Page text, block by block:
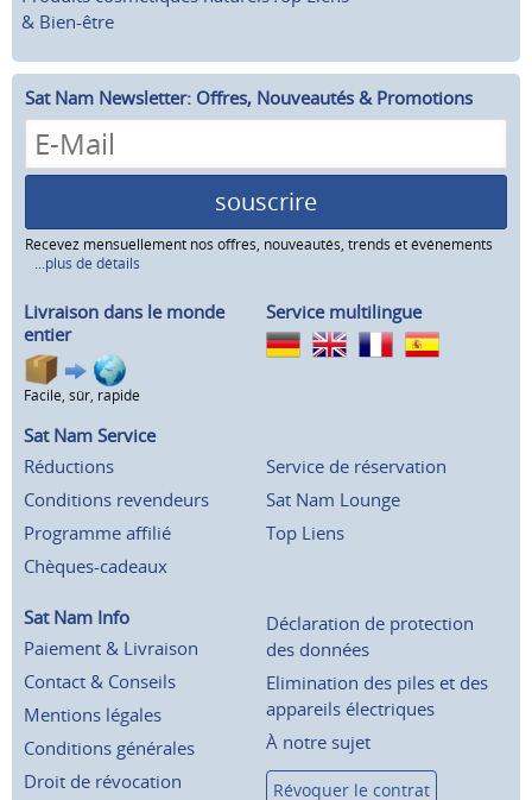
& Bien-être
Sat Nam Newsletter: Offres, Nouveautés & Promotions
souscrire
Recevez mensuellement nos offres, nouveautés, trends et événements
...plus de détails
Livraison dans le monde
entier
Facile, sûr, rapide
Service multilingue
Sat Nam Service
Réductions
Conditions revendeurs
Programme affilié
Chèques-cadeaux
Service de réservation
Sat Nam Lounge
Top Liens
Sat Nam Info
Paiement & Livraison
Contact & Conseils
Mentions légales
Conditions générales
Droit de révocation
Déclaration de protection
des données
Elimination des piles et des
appareils électriques
À notre sujet
Révoquer le contrat